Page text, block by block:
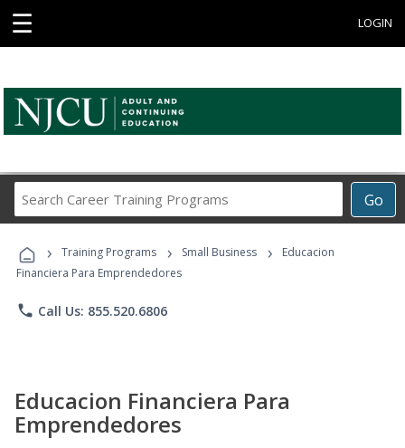
☰ LOGIN
Go
Career
Programs
› Training Programs › Small Business ›
Educacion
Financiera Para Emprendedores
phone Call Us: 855.520.6806
Educacion Financiera Para
Emprendedores